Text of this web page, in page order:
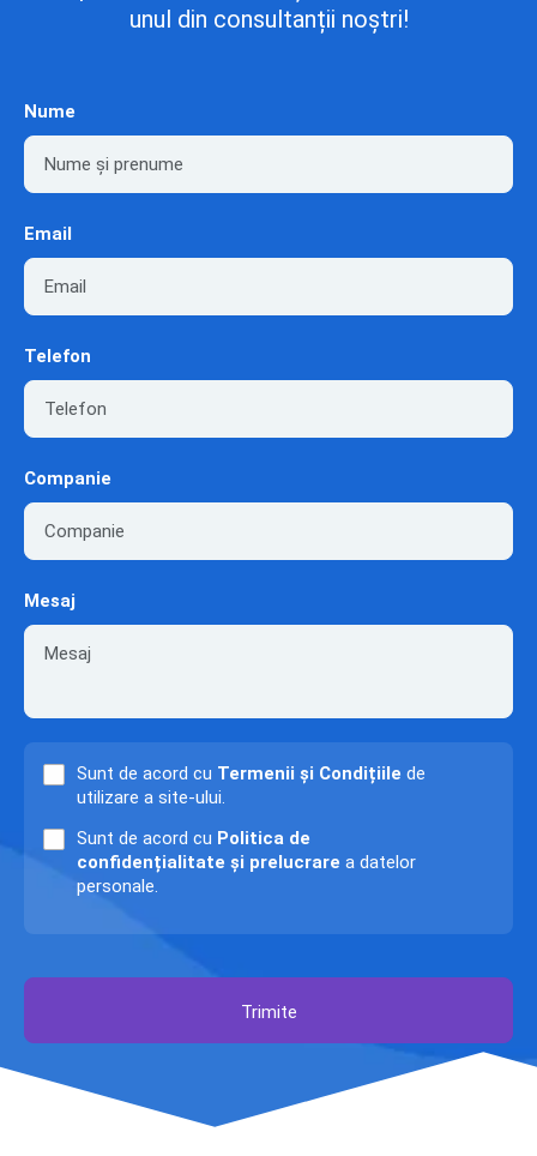
unul din consultanții noștri!
Nume
Email
Telefon
Companie
Mesaj
Sunt de acord cu Termenii și Condițiile de
utilizare a site-ului.
Sunt de acord cu Politica de
confidențialitate și prelucrare a datelor
personale.
Trimite